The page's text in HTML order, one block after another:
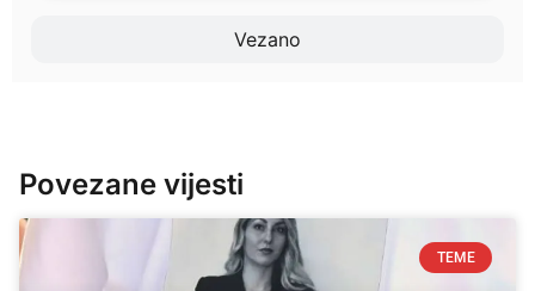
Vezano
Povezane vijesti
TEME